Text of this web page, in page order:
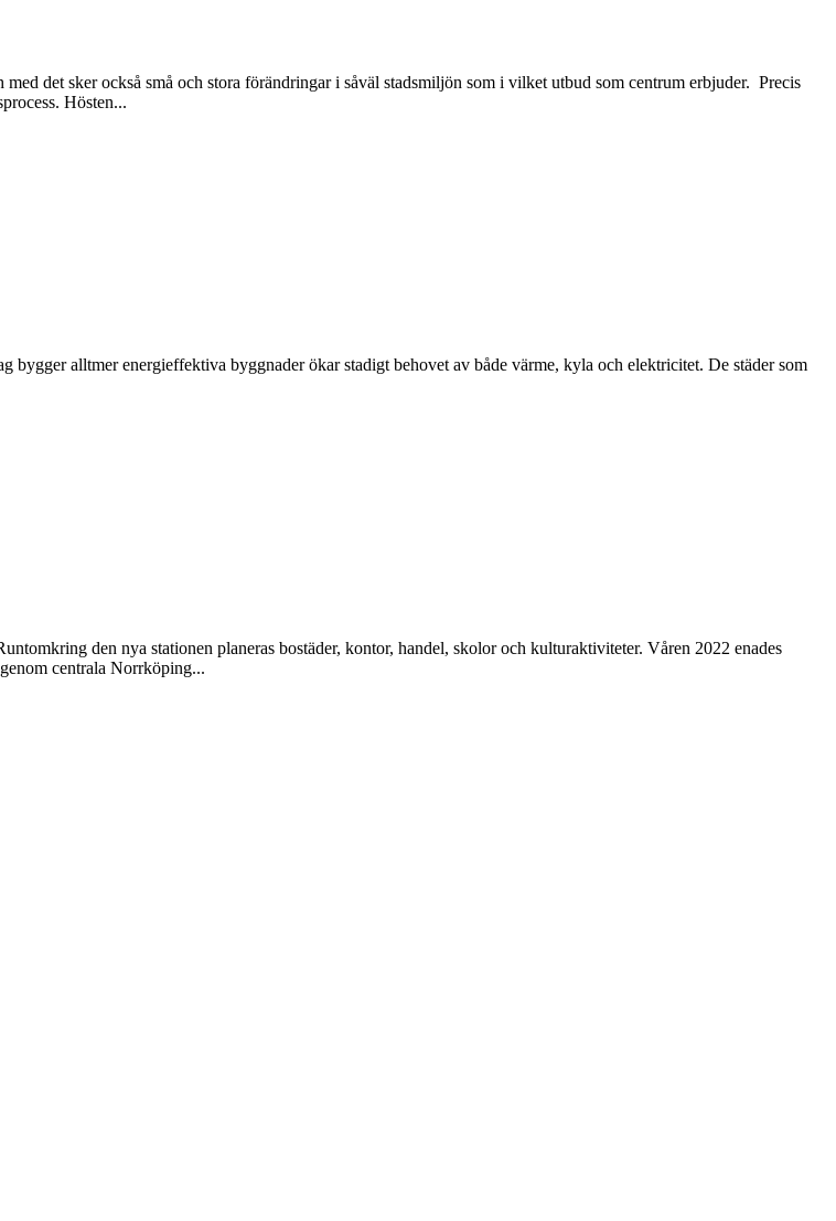
det sker också små och stora förändringar i såväl stadsmiljön som i vilket utbud som centrum erbjuder. Precis
Hösten...
alltmer energieffektiva byggnader ökar stadigt behovet av både värme, kyla och elektricitet. De städer som
den nya stationen planeras bostäder, kontor, handel, skolor och kulturaktiviteter. Våren 2022 enades
centrala Norrköping...